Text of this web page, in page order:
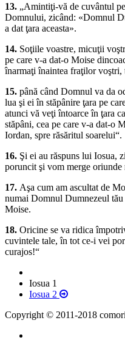
13. „Amintiţi-vă de cuvântul
Domnului, zicând: «Domnul
a dat ţara aceasta».
14. Soţiile voastre, micuţii
pe care v-a dat-o Moise
înarmaţi înaintea fraţilor
15. până când Domnul va da
lua şi ei în stăpânire ţara pe
atunci vă veţi întoarce în ţara
stăpâni, cea pe care v-a dat-o
Iordan, spre răsăritul soarelui“.
16. Şi ei au răspuns lui Iosua,
poruncit şi vom merge oriunde
17. Aşa cum am ascultat de
numai Domnul Dumnezeul tău
Moise.
18. Oricine se va ridica
cuvintele tale, în tot ce-i vei
curajos!“
Iosua 1
Iosua 2
Copyright © 2011-2018